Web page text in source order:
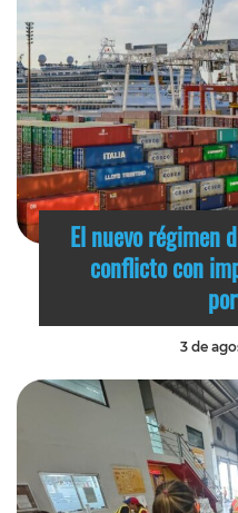
El nuevo régimen
conflicto con
3 de